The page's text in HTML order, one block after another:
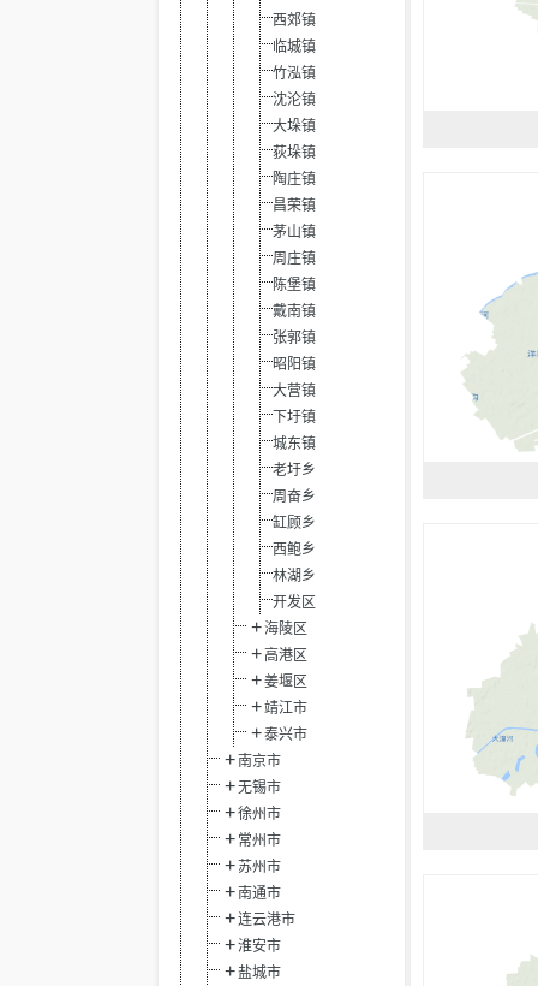
西郊镇
临城镇
竹泓镇
沈沦镇
大垛镇
荻垛镇
陶庄镇
昌荣镇
茅山镇
周庄镇
陈堡镇
戴南镇
张郭镇
昭阳镇
大营镇
下圩镇
城东镇
老圩乡
周奋乡
缸顾乡
西鲍乡
林湖乡
开发区
海陵区
高港区
姜堰区
靖江市
泰兴市
南京市
无锡市
徐州市
常州市
苏州市
南通市
连云港市
淮安市
盐城市